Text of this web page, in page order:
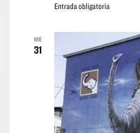
Entrada obligatoria
MIE
31